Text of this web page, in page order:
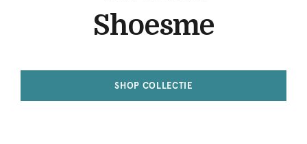
Shoesme
SHOP COLLECTIE